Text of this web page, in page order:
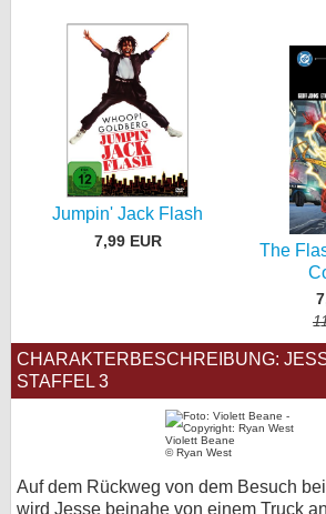
Jumpin' Jack Flash
7,99 EUR
The
CHARAKTERBESCHREIBUNG:
STAFFEL 3
Violett Beane
© Ryan West
Auf dem Rückweg von dem Besuch
wird Jesse beinahe von einem Truck